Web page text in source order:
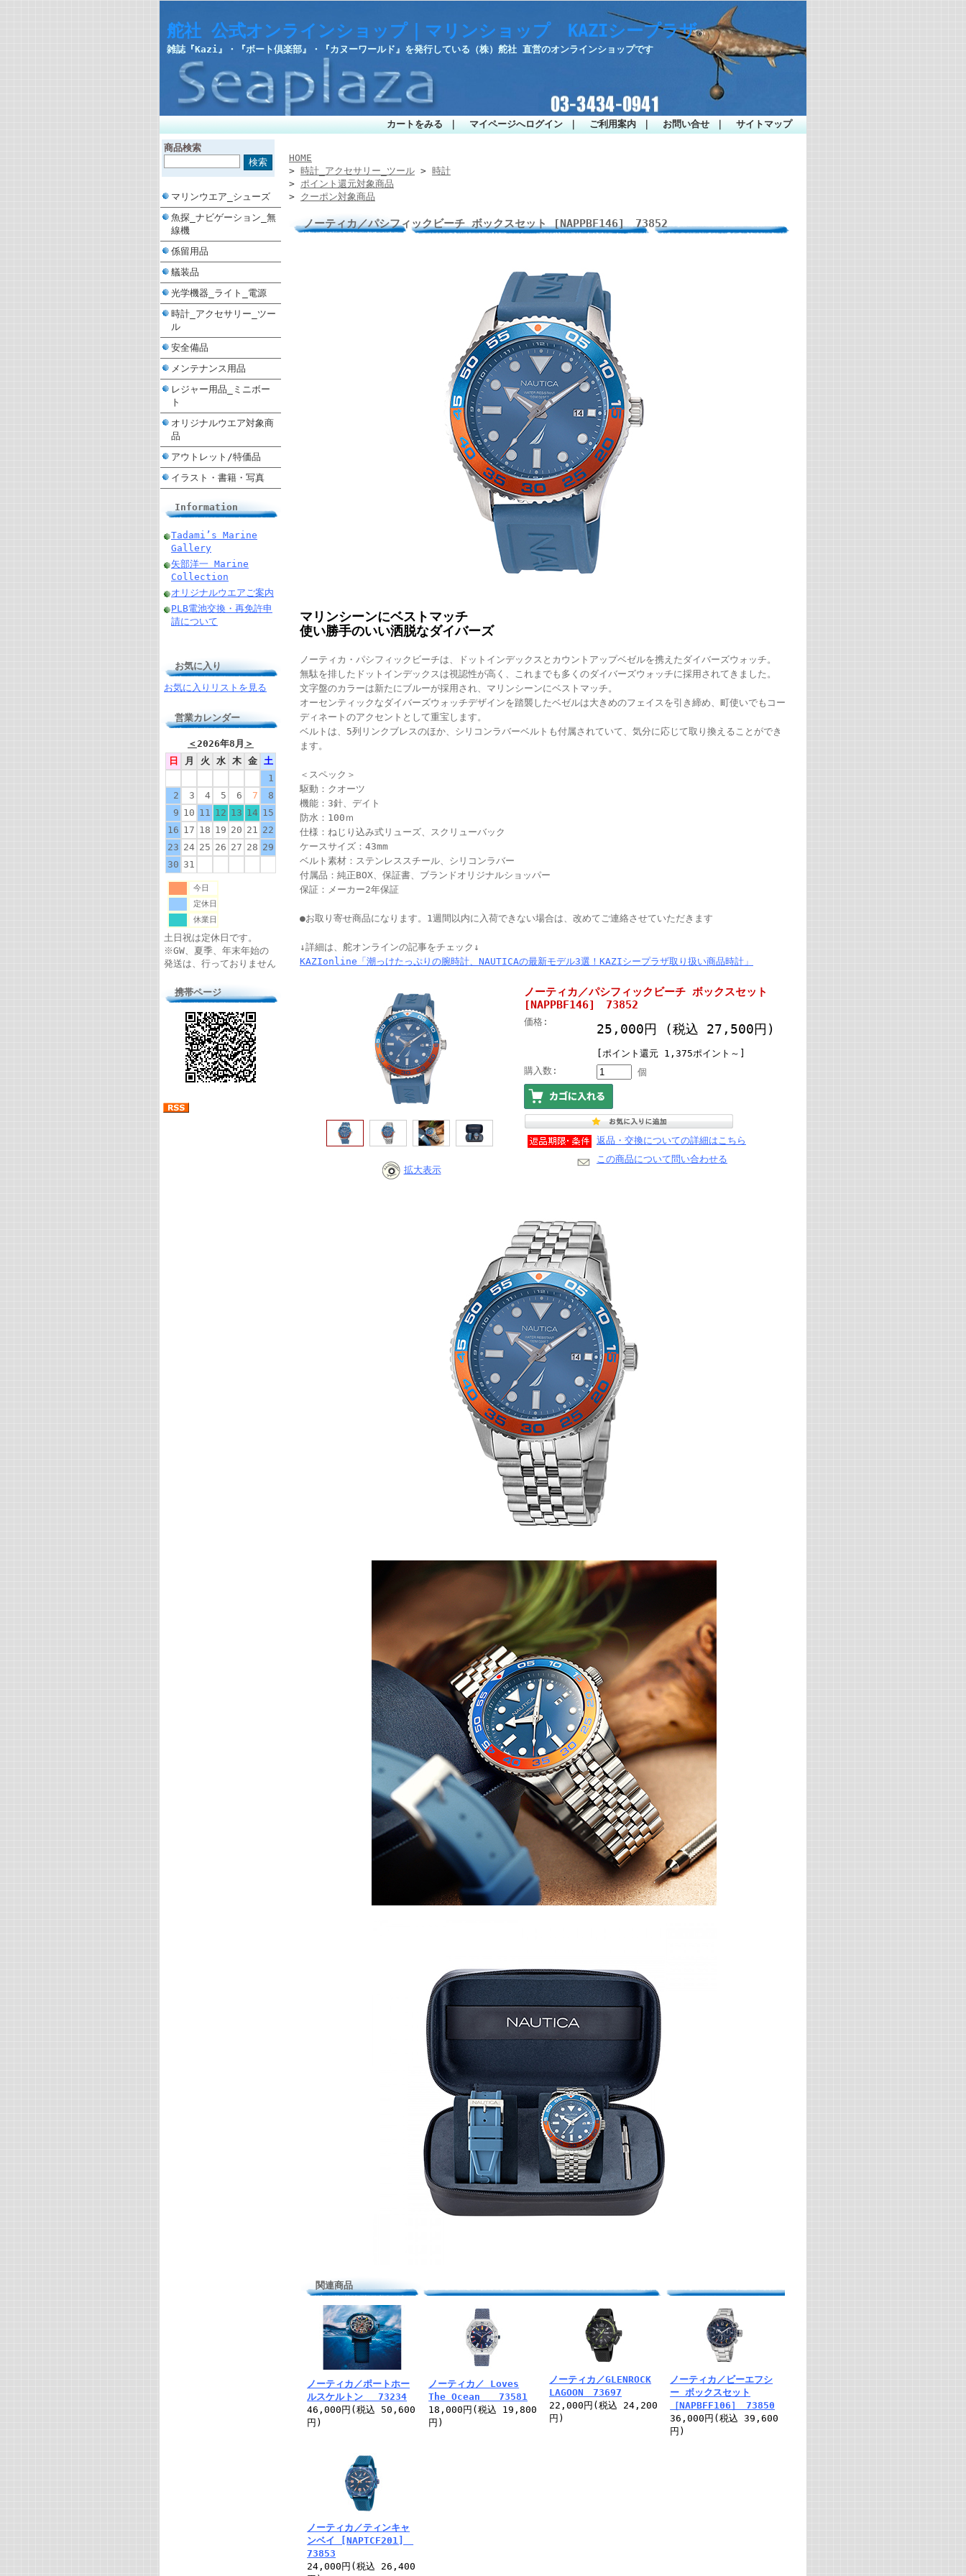
舵社 公式オンラインショップ｜マリンショップ KAZIシープラザ
雑誌『Kazi』・『ボート倶楽部』・『カヌーワールド』を発行している（株）舵社 直営のオンラインショップです
カートをみる マイページへログイン ご利用案内 お問い合せ サイトマップ
商品検索
マリンウエア_シューズ
魚探_ナビゲーション_無
線機
係留用品
艤装品
光学機器_ライト_電源
時計_アクセサリー_ツー
ル
安全備品
メンテナンス用品
レジャー用品_ミニボー
ト
オリジナルウエア対象商
品
アウトレット/特価品
イラスト・書籍・写真
Information
Tadami’s Marine
Gallery
矢部洋一 Marine
Collection
オリジナルウエアご案内
PLB電池交換・再免許申
請について
お気に入り
お気に入りリストを見る
営業カレンダー
＜2026年8月 ＞
日
月 火 水 木 金
土
1
2
3 4 5 6 7
8
9 10 11 12 13 14 15
16 17 18 19 20 21 22
23 24 25 26 27 28 29
30 31
今日
定休日
休業日
土日祝は定休日です。
※GW、夏季、年末年始の
発送は、行っておりません
携帯ページ
HOME
> 時計_アクセサリー_ツール > 時計
> ポイント還元対象商品
> クーポン対象商品
ノーティカ／パシフィックビーチ ボックスセット [NAPPBF146] 73852
マリンシーンにベストマッチ
使い勝手のいい洒脱なダイバーズ
ノーティカ・パシフィックビーチは、ドットインデックスとカウントアップベゼルを携えたダイバーズウォッチ。
無駄を排したドットインデックスは視認性が高く、これまでも多くのダイバーズウォッチに採用されてきました。
文字盤のカラーは新たにブルーが採用され、マリンシーンにベストマッチ。
オーセンティックなダイバーズウォッチデザインを踏襲したベゼルは大きめのフェイスを引き締め、町使いでもコー
ディネートのアクセントとして重宝します。
ベルトは、5列リンクブレスのほか、シリコンラバーベルトも付属されていて、気分に応じて取り換えることができ
ます。
＜スペック＞
駆動：クオーツ
機能：3針、デイト
防水：100ｍ
仕様：ねじり込み式リューズ、スクリューバック
ケースサイズ：43mm
ベルト素材：ステンレススチール、シリコンラバー
付属品：純正BOX、保証書、ブランドオリジナルショッパー
保証：メーカー2年保証
●お取り寄せ商品になります。1週間以内に入荷できない場合は、改めてご連絡させていただきます
↓詳細は、舵オンラインの記事をチェック↓
KAZIonline「潮っけたっぷりの腕時計、NAUTICAの最新モデル3選！KAZIシープラザ取り扱い商品時計」
拡大表示
ノーティカ／パシフィックビーチ ボックスセット
[NAPPBF146] 73852
価格: 25,000円 (税込 27,500円)
[ポイント還元 1,375ポイント～]
購入数:
個
返品・交換についての詳細はこちら
この商品について問い合わせる
関連商品
ノーティカ／ポートホー
ルスケルトン 73234
46,000円(税込 50,600
円)
ノーティカ／ Loves
The Ocean 73581
18,000円(税込 19,800
円)
ノーティカ／GLENROCK
LAGOON 73697
22,000円(税込 24,200
円)
ノーティカ／ビーエフシ
ー ボックスセット
［NAPBFF106］ 73850
36,000円(税込 39,600
円)
ノーティカ／ティンキャ
ンベイ [NAPTCF201]
73853
24,000円(税込 26,400